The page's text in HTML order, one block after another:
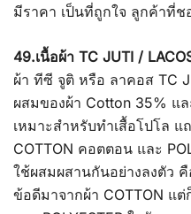
มีราคา เป็นที่ถูกใจ ลูกค้าที่
49.เนื้อผ้า TC JUTI /
ผ้า ทีซี จูติ หรือ ลาคอส TC
ผสมของผ้า Cotton 35% แ
เหมาะสำหรับทำเสื้อโปโล แ
COTTON คอตตอน และ
ใช้ผสมผสานกันอย่างลงตัว
ข้อดีมาจากผ้า COTTON แ